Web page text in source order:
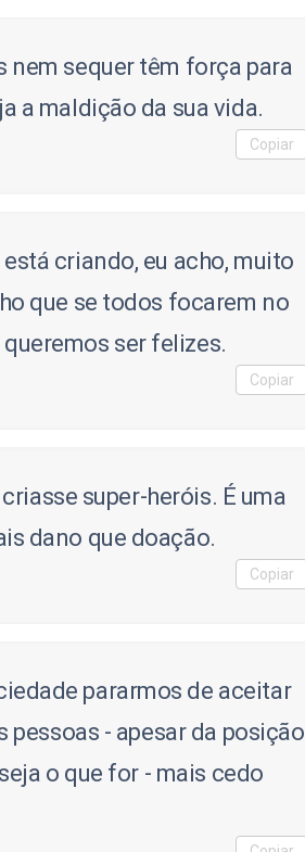
nem sequer têm força para
a maldição da sua vida.
Copiar
criando, eu acho, muito
que se todos focarem no
ser felizes.
Copiar
super-heróis. É uma
dano que doação.
Copiar
pararmos de aceitar
- apesar da posição
o que for - mais cedo